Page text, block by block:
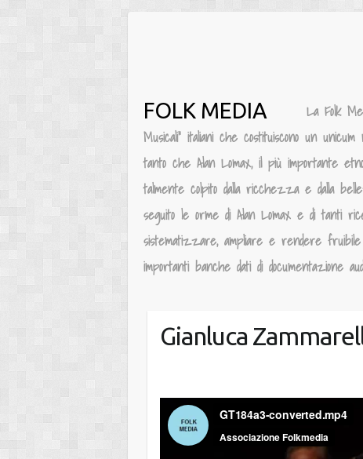
Salta
FOLK MEDIA
La Folk
Musicali” italiani che costituiscono un
tanto che Alan Lomax, il più importante
talmente colpito dalla ricchezza e dalla
seguito le orme di Alan Lomax e di tanti
sistematizzare, ampliare e rendere fruibile
importanti banche dati di documentazione
Gianluca